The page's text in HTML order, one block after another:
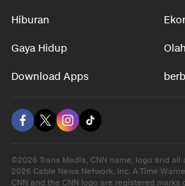
Hiburan
Gaya Hidup
Download Apps
©2026 Trans Media, CNN name, logo and
2026 Cable News Network, Inc. A Time
CNN and the CNN logo are registered marks